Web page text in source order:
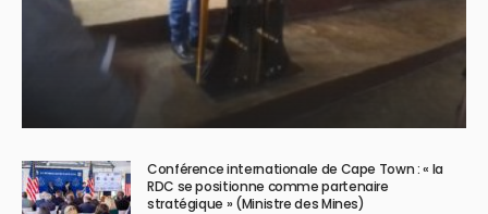
Conférence internationale de Cape Town : « la
RDC se positionne comme partenaire
stratégique » (Ministre des Mines)